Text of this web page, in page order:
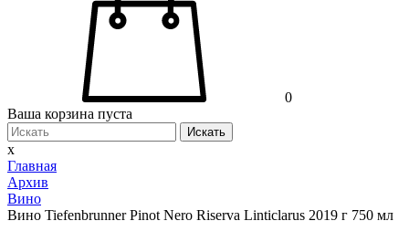
0
Ваша корзина пуста
Искать
x
Главная
Архив
Вино
Вино Tiefenbrunner Pinot Nero Riserva Linticlarus 2019 г 750 мл